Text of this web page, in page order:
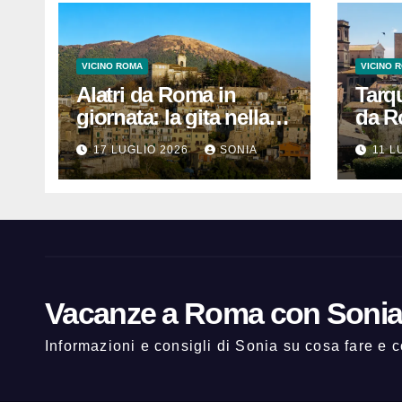
VICINO ROMA
Alatri da Roma in
giornata: la gita nella
Città dei Ciclopi tra
mura megalitiche,
vicoli medievali e
17 LUGLIO 2026 SONIA
VICINO
da
tra11
Vacanze a Roma con Sonia
Informazioni e consigli di Sonia su cosa fare e